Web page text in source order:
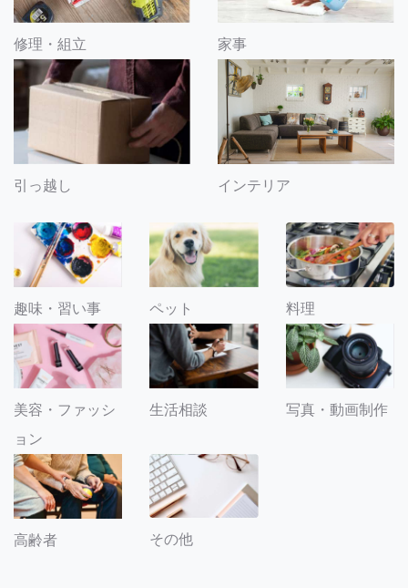
修理・組立 家事
引っ越し インテリア
趣味・習い事 ペット 料理
美容・ファッシ
ョン
生活相談 写真・動画制作
高齢者 その他